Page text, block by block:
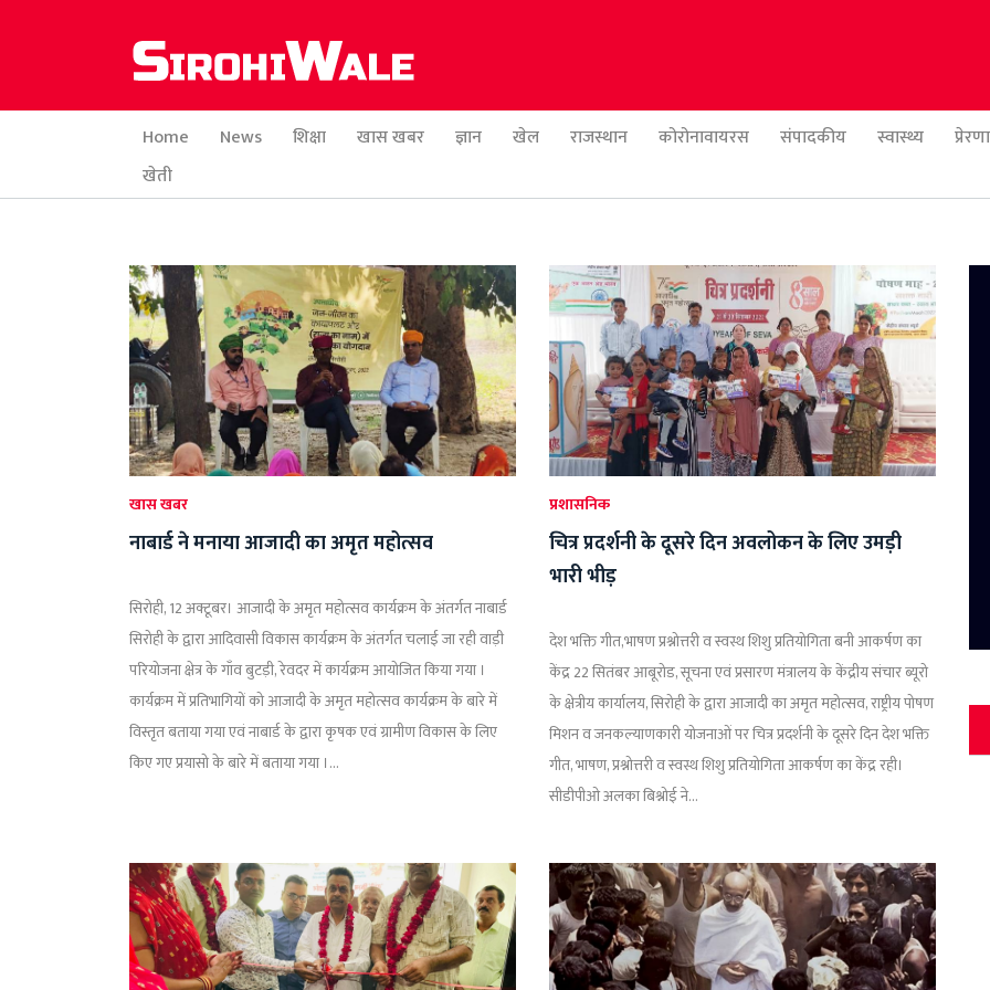
Home News शिक्षा खास खबर ज्ञान खेल राजस्थान कोरोनावायरस संपादकीय स्वास्थ्य
खेती
खास खबर
नाबार्ड ने मनाया आजादी का अमृत महोत्सव
सिरोही, 12 अक्टूबर। आजादी के अमृत महोत्सव कार्यक्रम के अंतर्गत नाबार्ड
सिरोही के द्वारा आदिवासी विकास कार्यक्रम के अंतर्गत चलाई जा रही वाड़ी
परियोजना क्षेत्र के गाँव बुटड़ी, रेवदर में कार्यक्रम आयोजित किया गया ।
कार्यक्रम में प्रतिभागियों को आजादी के अमृत महोत्सव कार्यक्रम के बारे में
विस्तृत बताया गया एवं नाबार्ड के द्वारा कृषक एवं ग्रामीण विकास के लिए
किए गए प्रयासो के बारे में बताया गया ।...
प्रशासनिक
चित्र प्रदर्शनी के दूसरे दिन अवलोकन के लिए उमड़ी
भारी भीड़
देश भक्ति गीत,भाषण प्रश्नोत्तरी व स्वस्थ शिशु प्रतियोगिता बनी आकर्षण का
केंद्र 22 सितंबर आबूरोड, सूचना एवं प्रसारण मंत्रालय के केंद्रीय संचार ब्यूरो
के क्षेत्रीय कार्यालय, सिरोही के द्वारा आजादी का अमृत महोत्सव, राष्ट्रीय पोषण
मिशन व जनकल्याणकारी योजनाओं पर चित्र प्रदर्शनी के दूसरे दिन देश भक्ति
गीत, भाषण, प्रश्नोत्तरी व स्वस्थ शिशु प्रतियोगिता आकर्षण का केंद्र रही।
सीडीपीओ अलका बिश्नोई ने...